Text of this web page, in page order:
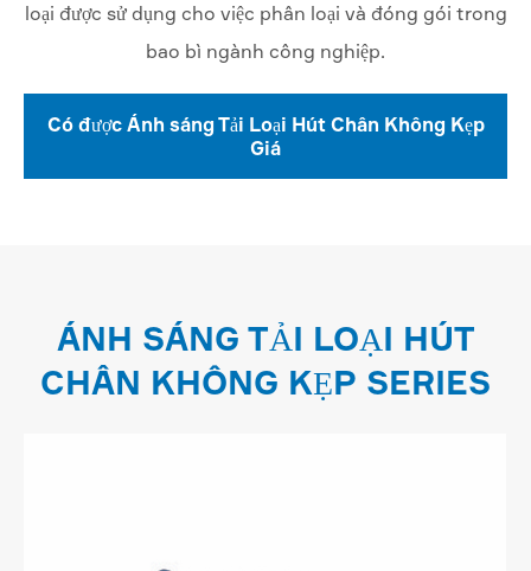
loại được sử dụng cho việc phân loại và đóng gói trong
bao bì ngành công nghiệp.
Có được Ánh sáng Tải Loại Hút Chân Không Kẹp
Giá
ÁNH SÁNG TẢI LOẠI HÚT
CHÂN KHÔNG KẸP SERIES